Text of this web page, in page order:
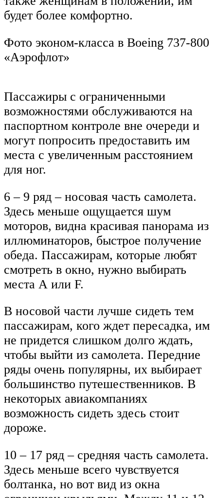
будет более комфортно.
Фото эконом-класса в Boeing 737-800
«Аэрофлот»
Пассажиры с ограниченными
возможностями обслуживаются на
паспортном контроле вне очереди и
могут попросить предоставить им
места с увеличенным расстоянием
для ног.
6 – 9 ряд – носовая часть самолета.
Здесь меньше ощущается шум
моторов, видна красивая панорама из
иллюминаторов, быстрое получение
обеда. Пассажирам, которые любят
смотреть в окно, нужно выбирать
места А или F.
В носовой части лучше сидеть тем
пассажирам, кого ждет пересадка, им
не придется слишком долго ждать,
чтобы выйти из самолета. Передние
ряды очень популярны, их выбирает
большинство путешественников. В
некоторых авиакомпаниях
возможность сидеть здесь стоит
дороже.
10 – 17 ряд – средняя часть самолета.
Здесь меньше всего чувствуется
болтанка, но вот вид из окна